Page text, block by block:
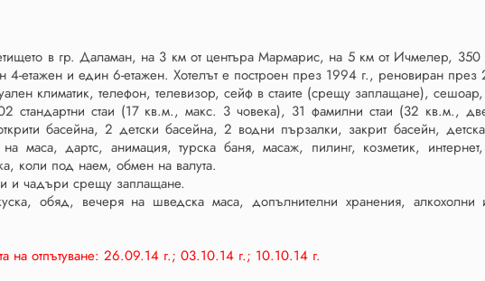
в гр. Даламан, на 3 км от центъра Мармарис, на 5 км от Ичмелер, 350
4-етажен и един 6-етажен. Хотелът е построен през 1994 г., реновиран през
климатик, телефон, телевизор, сейф в стаите (срещу заплащане),
стандартни стаи (17 кв.м., макс. 3 човека), 31 фамилни стаи (32 кв.м.,
басейна, 2 детски басейна, 2 водни пързалки, закрит басейн,
маса, дартс, анимация, турска баня, масаж, пилинг, козметик,
коли под наем, обмен на валута.
чадъри срещу заплащане.
обяд, вечеря на шведска маса, допълнителни хранения, алкохолни
на отпътуване: 26.09.14 г.; 03.10.14 г.; 10.10.14 г.